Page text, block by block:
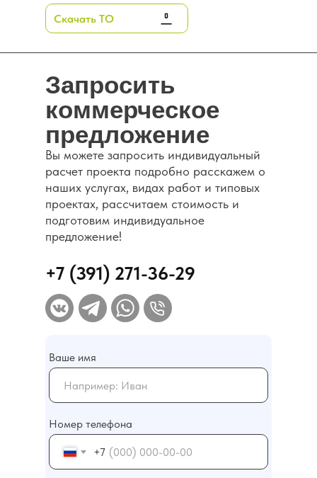
Скачать ТО
Запросить
коммерческое
предложение
Ваше имя
Номер телефона
+7
Вы можете запросить индивидуальный
расчет проекта подробно расскажем о
наших услугах, видах работ и типовых
проектах, рассчитаем стоимость и
подготовим индивидуальное
предложение!
+7 (391) 271-36-29
Каталог
О компании